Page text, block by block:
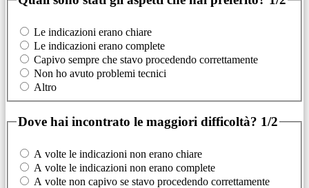
Le indicazioni erano chiare
Le indicazioni erano complete
Capivo sempre che stavo procedendo correttamente
Non ho avuto problemi tecnici
Altro
Dove hai incontrato le maggiori difficoltà? 1/2
A volte le indicazioni non erano chiare
A volte le indicazioni non erano complete
A volte non capivo se stavo procedendo correttamente